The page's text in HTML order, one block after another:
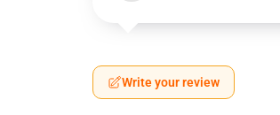
Write your review